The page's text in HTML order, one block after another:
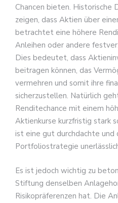
Chancen bieten. Historische
zeigen, dass Aktien über
betrachtet eine höhere
Anleihen oder andere
Dies bedeutet, dass
beitragen können, das
vermehren und somit ihre
sicherzustellen. Natürlich
Renditechance mit einem
Aktienkurse kurzfristig stark
ist eine gut durchdachte und
Portfoliostrategie
Es ist jedoch wichtig zu
Stiftung denselben
Risikopräferenzen hat. Die